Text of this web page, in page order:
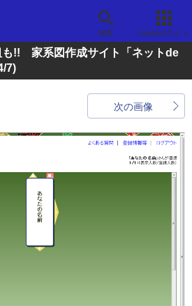
検索 Impressサイト
も!! 家系図作成サイト「ネットde
7)
次の画像